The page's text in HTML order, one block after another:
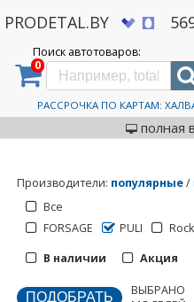
PRODETAL.BY
Поиск автотоваров:
0
РАССРОЧКА ПО КАРТАМ:
полная
Дискаунтер автозапчастей PRODETAL.BY >
PULI
Производители: популярные/
Все
FORSAGE
PULI
В наличии
Акция
ВЫБРАНО
Отображать по: